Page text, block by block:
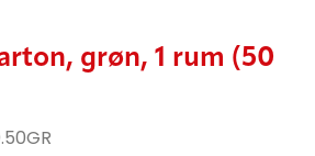
grøn, 1 rum (50